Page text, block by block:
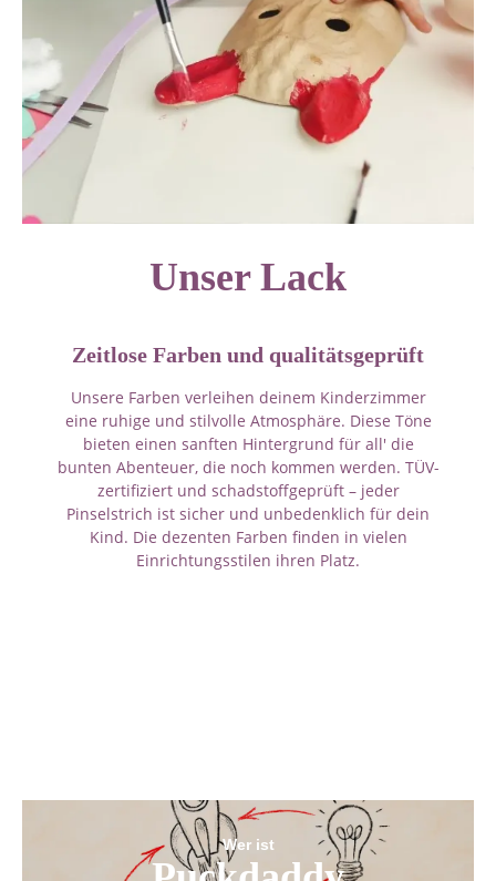
Unser Lack
Zeitlose Farben und qualitätsgeprüft
Unsere Farben verleihen deinem Kinderzimmer
eine ruhige und stilvolle Atmosphäre. Diese Töne
bieten einen sanften Hintergrund für all' die
bunten Abenteuer, die noch kommen werden. TÜV-
zertifiziert und schadstoffgeprüft – jeder
Pinselstrich ist sicher und unbedenklich für dein
Kind. Die dezenten Farben finden in vielen
Einrichtungsstilen ihren Platz.
Wer ist